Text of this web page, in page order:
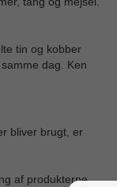
tin og kobber
dag. Ken
bliver brugt, er
af produkterne.